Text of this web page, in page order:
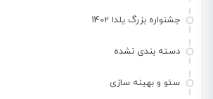
جشنواره بزرگ یلدا 1402
دسته بندی نشده
سئو و بهینه سازی